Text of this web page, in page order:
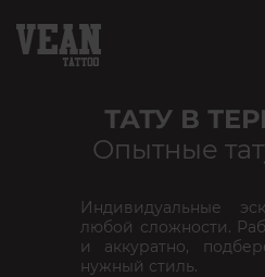
ТАТУ В
Опытные
Индивидуальные
любой сложности.
и аккуратно,
нужный стиль.